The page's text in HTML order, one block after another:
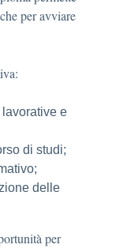
per avviare
e
di studi;
delle
per